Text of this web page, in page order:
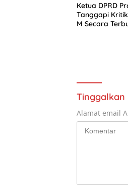
Ketua DPRD
Tanggapi
M Secara
Tinggalkan
Alamat email